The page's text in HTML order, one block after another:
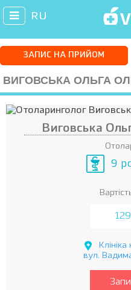
RU
ЗАПИС НА ПРИЙОМ
ВИГОВСЬКА ОЛЬГА
Виговська
9
вул.